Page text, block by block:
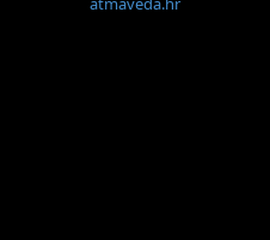
radionica sistemskih
koji mijenja tijelo, duh i um
i zajedništva